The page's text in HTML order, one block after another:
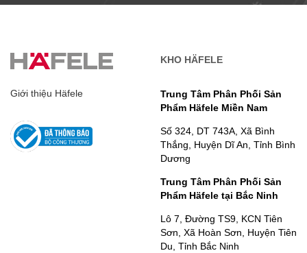
Giới thiệu Häfele
KHO HÄFELE
Trung Tâm Phân Phối Sản
Phẩm Häfele Miền Nam
Số 324, DT 743A, Xã Bình
Thắng, Huyện Dĩ An, Tỉnh Bình
Dương
Trung Tâm Phân Phối Sản
Phẩm Häfele tại Bắc Ninh
Lô 7, Đường TS9, KCN Tiên
Sơn, Xã Hoàn Sơn, Huyện Tiên
Du, Tỉnh Bắc Ninh